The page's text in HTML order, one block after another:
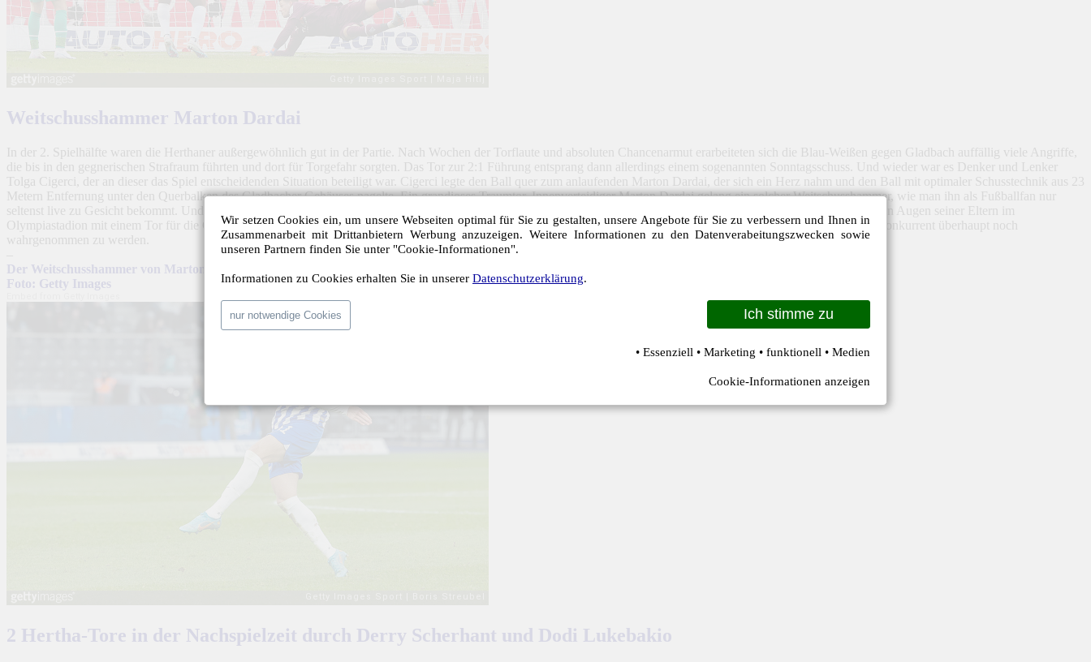
Weitschusshammer Marton Dardai
In der 2. Spielhälfte waren die Herthaner außergewöhnlich gut in der Partie. Nach Wochen der Torflaute und absoluten Chancenarmut erarbeiteten sich die Blau-Weißen gegen Gladbach auffällig viele Angriffe,
die bis in den gegnerischen Strafraum führten und dort für Torgefahr sorgten. Das Tor zur 2:1 Führung entsprang dann allerdings einem sogenannten Sonntagsschuss. Und wieder war es Denker und Lenker
Tolga Cigerci, der an dieser das Spiel entscheidenden Situation beteiligt war. Cigerci legte den Ball quer zum anlaufenden Marton Dardai, der sich ein Herz nahm und den Ball mit optimaler Schusstechnik aus 23
Metern Entfernung unter den Querbalken des Gladbacher Gehäuses nagelte. Ein grandioses Traumtor. Innenverteidiger Marton Dardai gelang ein solcher Weitschusshammer, wie man ihn als Fußballfan nur
seltenst live zu Gesicht bekommt. Und als Hertha-Fan noch seltener als selten. Da kam dann alles zusammen. Marton Dardai bescherte sich an seinem 21. Geburtstag vor den Augen seiner Eltern im
Olympiastadion mit einem Tor für die Geschichtsbücher. Hertha hatte ein Spiel gedreht, welches absolut gewonnen werden musste, um im Bundesliga-Abstiegskampf als Konkurrent überhaupt noch
wahrgenommen zu werden.
Der Weitschusshammer von Marton Dardai mit perfekter Schusstechnik. Ein Tor für die Ewigkeit.
Foto: Getty Images
2 Hertha-Tore in der Nachspielzeit durch Derry Scherhant und Dodi Lukebakio
Wir setzen Cookies ein, um unsere Webseiten optimal für Sie zu gestalten, unsere Angebote für Sie zu verbessern und Ihnen in
Zusammenarbeit mit Drittanbietern Werbung anzuzeigen. Weitere Informationen zu den Datenverabeitungszwecken sowie
unseren Partnern finden Sie unter "Cookie-Informationen".
Informationen zu Cookies erhalten Sie in unserer Datenschutzerklärung.
nur notwendige Cookies Ich stimme zu
• Essenziell • Marketing • funktionell • Medien
Cookie-Informationen anzeigen